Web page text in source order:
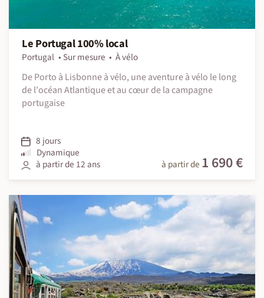
Le Portugal 100% local
Portugal Sur mesure
À vélo
De Porto à Lisbonne à vélo, une aventure à vélo le long
de l'océan Atlantique et au cœur de la campagne
portugaise
8 jours
Dynamique
à partir de 12 ans
à partir de 1 690 €